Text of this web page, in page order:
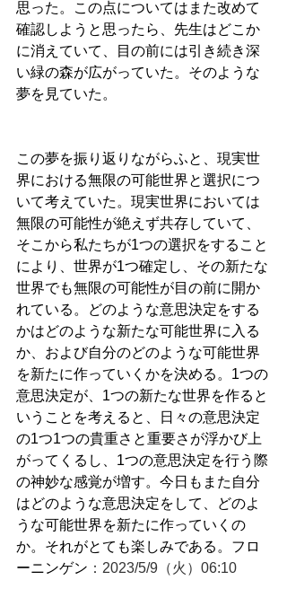
思った。この点についてはまた改めて
確認しようと思ったら、先生はどこか
に消えていて、目の前には引き続き深
い緑の森が広がっていた。そのような
夢を見ていた。
この夢を振り返りながらふと、現実世
界における無限の可能世界と選択につ
いて考えていた。現実世界においては
無限の可能性が絶えず共存していて、
そこから私たちが1つの選択をすること
により、世界が1つ確定し、その新たな
世界でも無限の可能性が目の前に開か
れている。どのような意思決定をする
かはどのような新たな可能世界に入る
か、および自分のどのような可能世界
を新たに作っていくかを決める。1つの
意思決定が、1つの新たな世界を作ると
いうことを考えると、日々の意思決定
の1つ1つの貴重さと重要さが浮かび上
がってくるし、1つの意思決定を行う際
の神妙な感覚が増す。今日もまた自分
はどのような意思決定をして、どのよ
うな可能世界を新たに作っていくの
か。それがとても楽しみである。フロ
ーニンゲン ：2023/5/9（火）06:10